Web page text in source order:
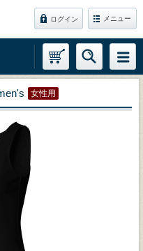
ログイン メニュー
女性用